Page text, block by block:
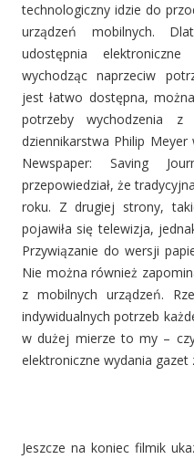
technologiczny idzie do
urządzeń mobilnych.
udostępnia
wychodząc naprzeciw
jest łatwo dostępna,
potrzeby wychodzenia z
dziennikarstwa Philip
Newspaper: Saving
przepowiedział, że
roku. Z drugiej strony,
pojawiła się telewizja,
Przywiązanie do wersji
Nie można również
z mobilnych urządzeń.
indywidualnych potrzeb
w dużej mierze to my –
elektroniczne wydania gazet
Jeszcze na koniec filmik